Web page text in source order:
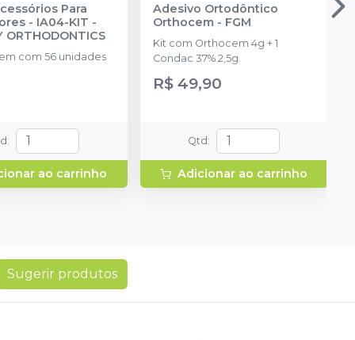
Para
- IA04-KIT -
ORTHODONTICS
com 56 unidades
:
ao carrinho
Adesivo Ortodôntico
Orthocem- FGM
Kit com Orthocem 4g + 1
Condac 37% 2,5g.
R$ 49,90
Qtd :
Adicionar ao carrinho
Sugerir produtos